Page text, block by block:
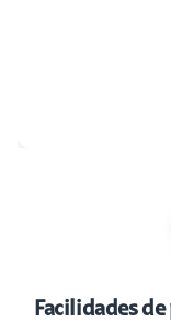
Facilidades de